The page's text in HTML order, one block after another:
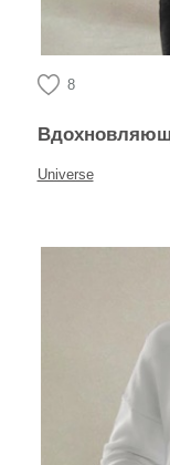
8
Вдохновляющая
Universe